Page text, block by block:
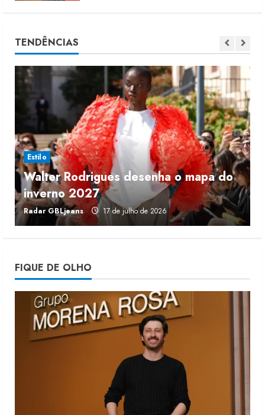
2
3
Fakini prevê R$345 milhões de
receita em 2026
4 de agosto de 2026
4
Projeto testa passaporte digital na
moda nacional
4 de agosto de 2026
5
Morena Rosa lança franquia com
estoque consignado
4 de agosto de 2026
TENDÊNCIAS
Estilo
Walter Rodrigues desenha o mapa do
inverno 2027
Radar GBLjeans 17 de julho de 2026
FIQUE DE OLHO